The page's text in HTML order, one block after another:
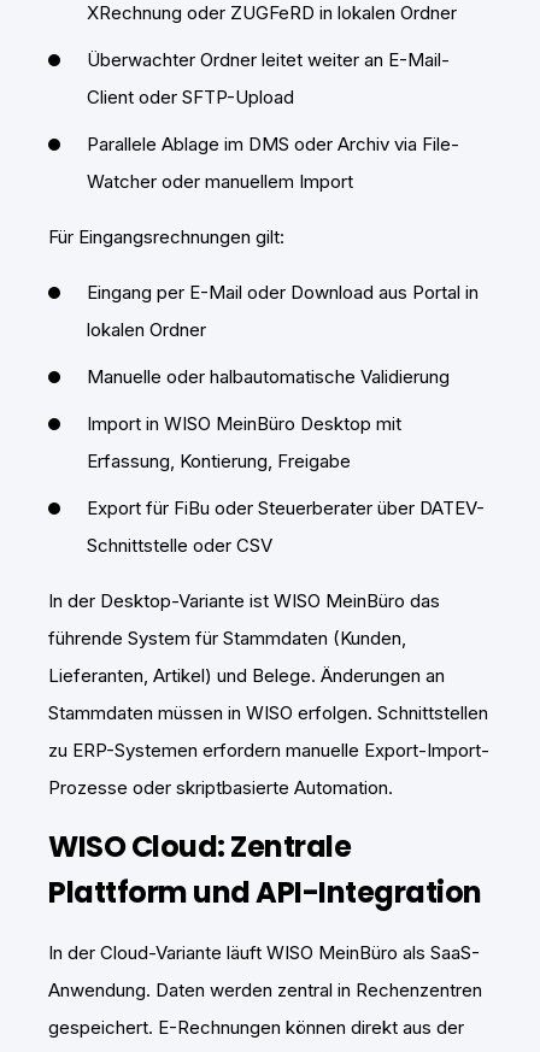
XRechnung oder ZUGFeRD in lokalen Ordner
Überwachter Ordner leitet weiter an E-Mail-
Client oder SFTP-Upload
Parallele Ablage im DMS oder Archiv via File-
Watcher oder manuellem Import
Für Eingangsrechnungen gilt:
Eingang per E-Mail oder Download aus Portal in
lokalen Ordner
Manuelle oder halbautomatische Validierung
Import in WISO MeinBüro Desktop mit
Erfassung, Kontierung, Freigabe
Export für FiBu oder Steuerberater über DATEV-
Schnittstelle oder CSV
In der Desktop-Variante ist WISO MeinBüro das
führende System für Stammdaten (Kunden,
Lieferanten, Artikel) und Belege. Änderungen an
Stammdaten müssen in WISO erfolgen. Schnittstellen
zu ERP-Systemen erfordern manuelle Export-Import-
Prozesse oder skriptbasierte Automation.
WISO Cloud: Zentrale
Plattform und API-Integration
In der Cloud-Variante läuft WISO MeinBüro als SaaS-
Anwendung. Daten werden zentral in Rechenzentren
gespeichert. E-Rechnungen können direkt aus der